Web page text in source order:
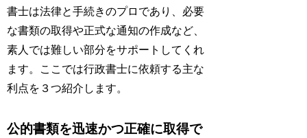
書士は法律と手続きのプロであり、必要
な書類の取得や正式な通知の作成など、
素人では難しい部分をサポートしてくれ
ます。ここでは行政書士に依頼する主な
利点を３つ紹介します。
公的書類を迅速かつ正確に取得で